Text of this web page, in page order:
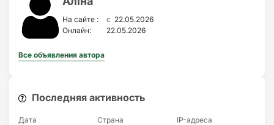
На сайте : c 22.05.2026
Онлайн:
22.05.2026
Все объявления автора
Последняя активность
Дата Страна IP-адресa